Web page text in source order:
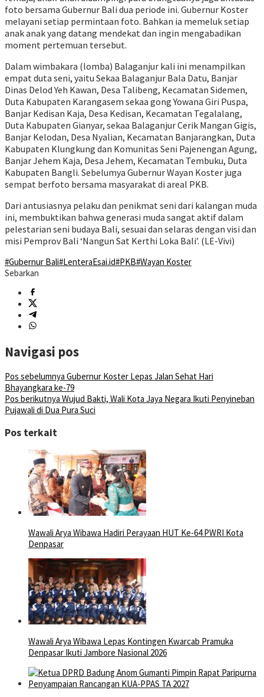
foto bersama Gubernur Bali dua periode ini. Gubernur Koster
melayani setiap permintaan foto. Bahkan ia memeluk setiap
anak anak yang datang mendekat dan ingin mengabadikan
moment pertemuan tersebut.
Dalam wimbakara (lomba) Balaganjur kali ini menampilkan
empat duta seni, yaitu Sekaa Balaganjur Bala Datu, Banjar
Dinas Delod Yeh Kawan, Desa Talibeng, Kecamatan Sidemen,
Duta Kabupaten Karangasem sekaa gong Yowana Giri Puspa,
Banjar Kedisan Kaja, Desa Kedisan, Kecamatan Tegalalang,
Duta Kabupaten Gianyar, sekaa Balaganjur Cerik Mangan Gigis,
Banjar Kelodan, Desa Nyalian, Kecamatan Banjarangkan, Duta
Kabupaten Klungkung dan Komunitas Seni Pajenengan Agung,
Banjar Jehem Kaja, Desa Jehem, Kecamatan Tembuku, Duta
Kabupaten Bangli. Sebelumya Gubernur Wayan Koster juga
sempat berfoto bersama masyarakat di areal PKB.
Dari antusiasnya pelaku dan penikmat seni dari kalangan muda
ini, membuktikan bahwa generasi muda sangat aktif dalam
pelestarian seni budaya Bali, sesuai dan selaras dengan visi dan
misi Pemprov Bali ‘Nangun Sat Kerthi Loka Bali’. (LE-Vivi)
#Gubernur Bali#LenteraEsai.id#PKB#Wayan Koster
Sebarkan
Navigasi pos
Pos sebelumnya Gubernur Koster Lepas Jalan Sehat Hari
Bhayangkara ke-79
Pos berikutnya Wujud Bakti, Wali Kota Jaya Negara Ikuti Penyineban
Pujawali di Dua Pura Suci
Pos terkait
Wawali Arya Wibawa Hadiri Perayaan HUT Ke-64 PWRI Kota
Denpasar
Wawali Arya Wibawa Lepas Kontingen Kwarcab Pramuka
Denpasar Ikuti Jambore Nasional 2026